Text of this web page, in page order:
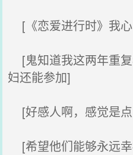
[《恋爱进行时》我
[鬼知道我这两年重
妇还能参加]
[好感人啊，感觉是
[希望他们能够永远